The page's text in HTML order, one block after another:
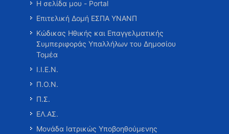
Η σελίδα μου - Portal
Επιτελική Δομή ΕΣΠΑ ΥΝΑΝΠ
Κώδικας Ηθικής και Επαγγελματικής
Συμπεριφοράς Υπαλλήλων του Δημοσίου
Τομέα
Ι.Ι.Ε.Ν.
Π.Ο.Ν.
Π.Σ.
ΕΛ.ΑΣ.
Μονάδα Ιατρικώς Υποβοηθούμενης